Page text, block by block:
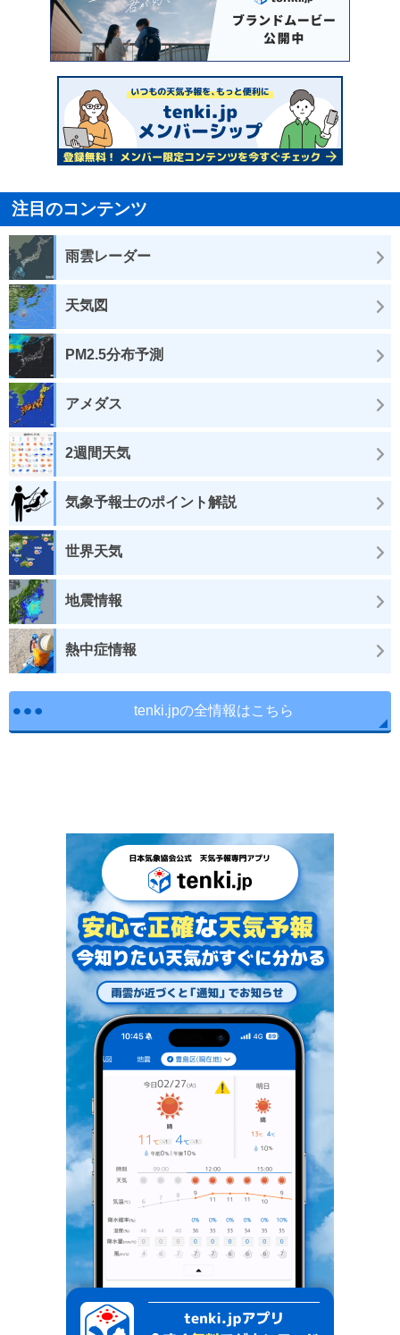
注目のコンテンツ
雨雲レーダー
天気図
PM2.5分布予測
アメダス
2週間天気
気象予報士のポイント解説
世界天気
地震情報
熱中症情報
tenki.jpの全情報はこちら